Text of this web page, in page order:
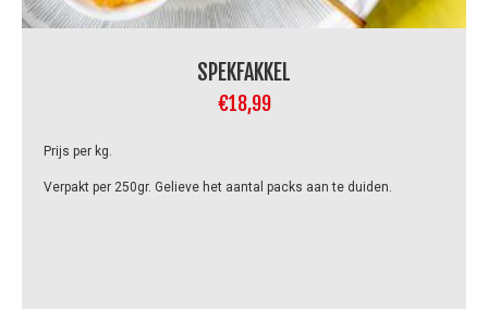
SPEKFAKKEL
€18,99
Prijs per kg.
Verpakt per 250gr. Gelieve het aantal packs aan te duiden.